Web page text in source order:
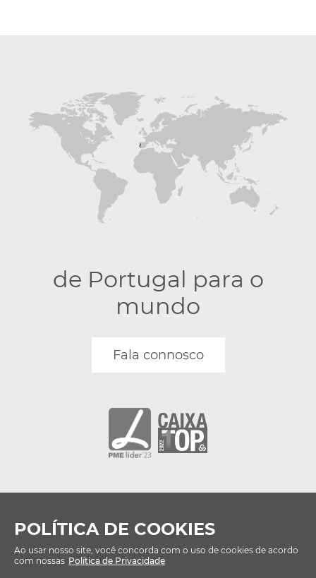
de Portugal para o
mundo
Fala connosco
© Bsolus 2024 Todos os direitos reservados.
POLÍTICA DE COOKIES
Ao usar nosso site, você concorda com o uso de cookies de acordo
com nossas Política de Privacidade